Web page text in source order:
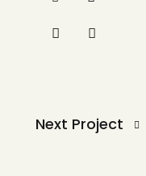
Next Project